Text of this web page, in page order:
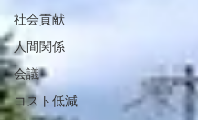
社会貢献
人間関係
会議
コスト低減